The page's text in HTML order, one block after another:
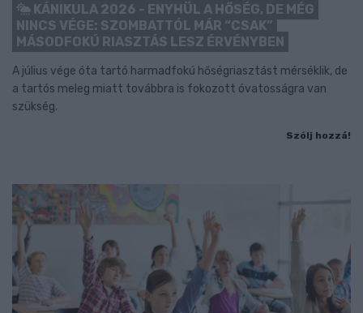
KÁNIKULA 2026 - ENYHÜL A HŐSÉG, DE MÉG
NINCS VÉGE: SZOMBATTÓL MÁR “CSAK”
MÁSODFOKÚ RIASZTÁS LESZ ÉRVÉNYBEN
A július vége óta tartó harmadfokú hőségriasztást mérséklik, de
a tartós meleg miatt továbbra is fokozott óvatosságra van
szükség.
Szólj hozzá!